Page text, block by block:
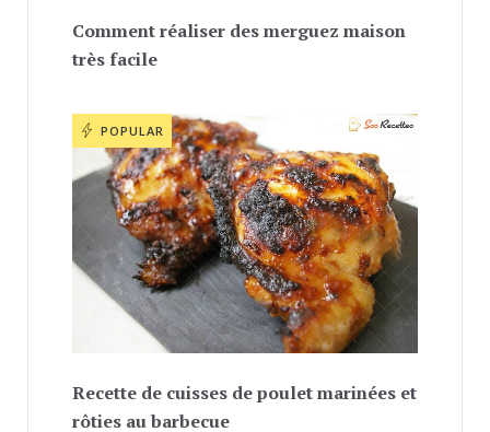
Comment réaliser des merguez maison
très facile
POPULAR
Recette de cuisses de poulet marinées et
rôties au barbecue